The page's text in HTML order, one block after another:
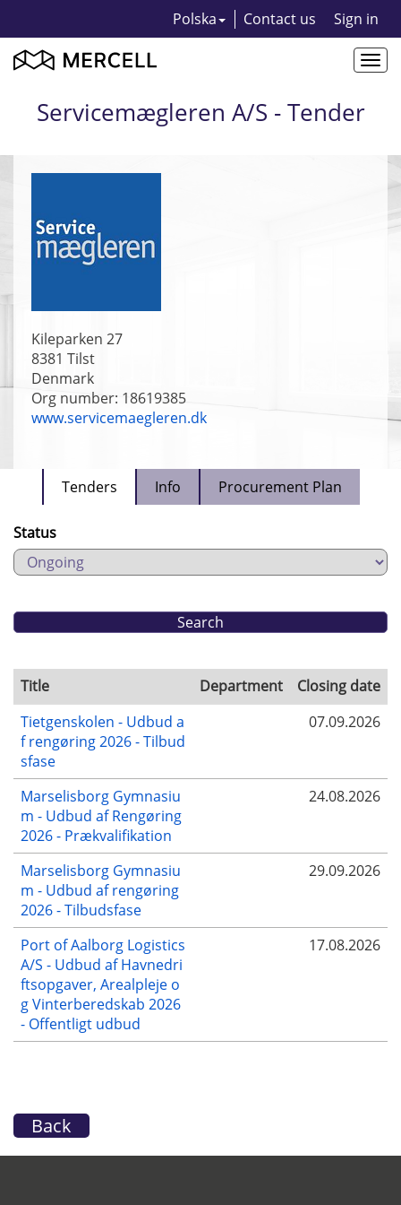
Polska Contact us Sign in
Servicemægleren A/S - Tender
Kileparken 27
8381 Tilst
Denmark
Org number: 18619385
www.servicemaegleren.dk
Tenders Info Procurement Plan
Status
Title Department
Closing date
Tietgenskolen - Udbud a
f rengøring 2026 - Tilbud
sfase
07.09.2026
Marselisborg Gymnasiu
m - Udbud af Rengøring
2026 - Prækvalifikation
24.08.2026
Marselisborg Gymnasiu
m - Udbud af rengøring
2026 - Tilbudsfase
29.09.2026
Port of Aalborg Logistics
A/S - Udbud af Havnedri
ftsopgaver, Arealpleje o
g Vinterberedskab 2026
- Offentligt udbud
17.08.2026
Back